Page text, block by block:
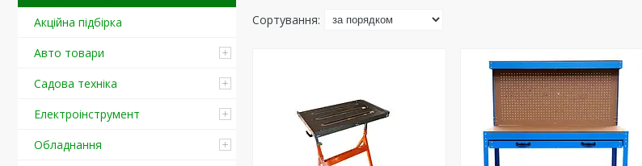
Акційна підбірка
Авто товари
Садова техніка
Електроінструмент
Обладнання